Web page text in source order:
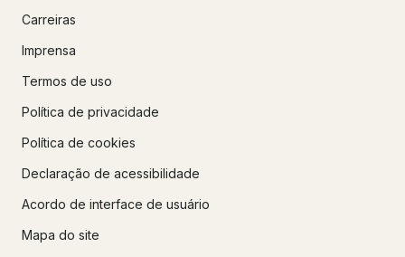
Carreiras
Imprensa
Termos de uso
Política de privacidade
Política de cookies
Declaração de acessibilidade
Acordo de interface de usuário
Mapa do site